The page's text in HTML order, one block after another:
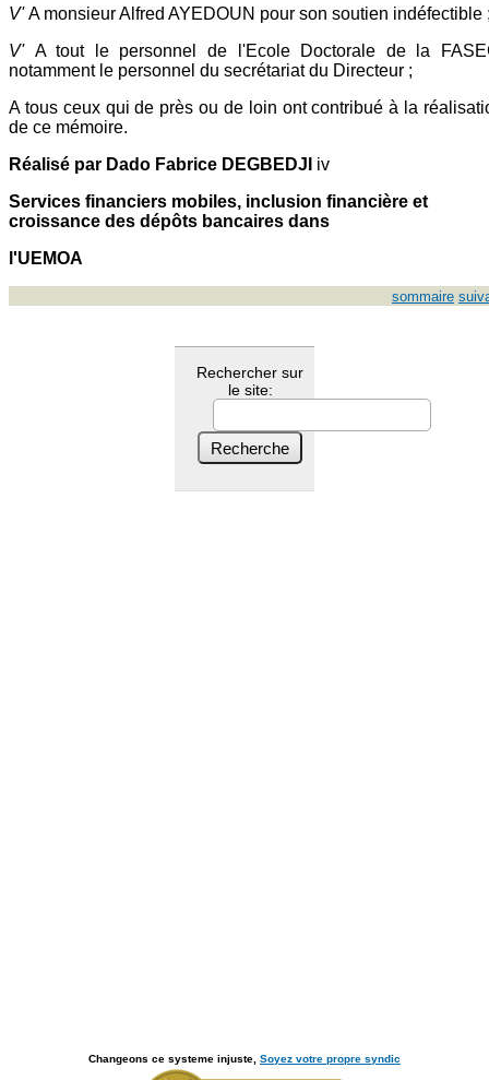
V'A monsieur Alfred AYEDOUN pour son soutien indéfectible
V' A tout le personnel de l'Ecole Doctorale de la
notamment le personnel du secrétariat du Directeur ;
A tous ceux qui de près ou de loin ont contribué à la
de ce mémoire.
Réalisé par Dado Fabrice DEGBEDJI iv
Services financiers mobiles, inclusion financière et
croissance des dépôts bancaires dans
l'UEMOA
sommaire
Rechercher sur
le site:
Changeons ce systeme injuste, Soyez votre propre syndic